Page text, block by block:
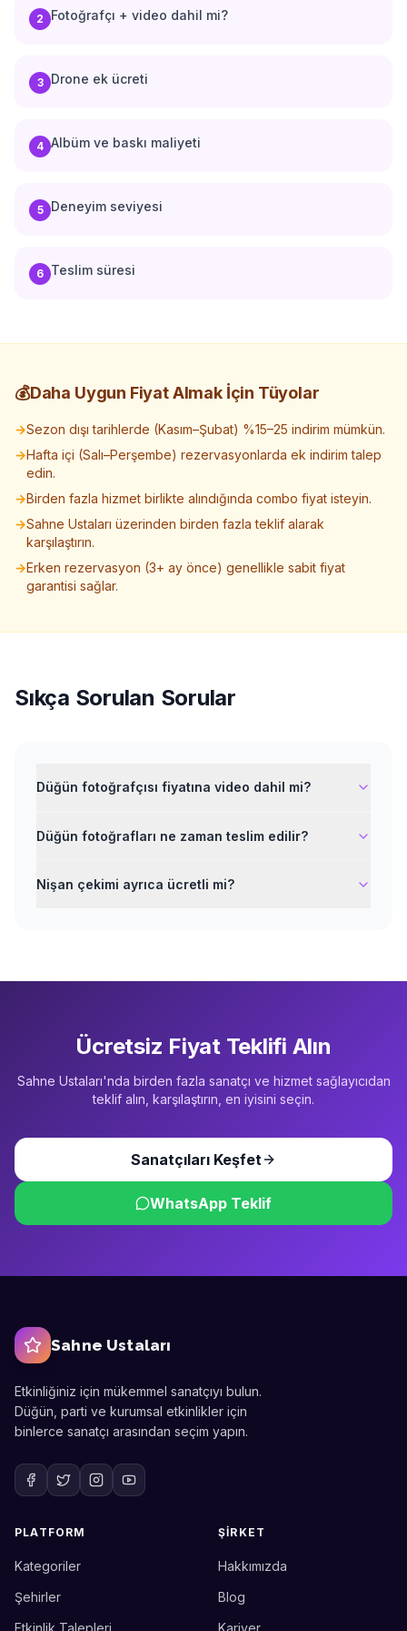
güvencesiyle işletmenizin
2 Fotoğrafçı + video dahil mi?
3 Drone ek ücreti
4 Albüm ve baskı maliyeti
5 Deneyim seviyesi
6 Teslim süresi
💰Daha Uygun Fiyat Almak İçin Tüyolar
→Sezon dışı tarihlerde (Kasım–Şubat) %15–25 indirim mümkün.
→Hafta içi (Salı–Perşembe) rezervasyonlarda ek indirim talep
edin.
→Birden fazla hizmet birlikte alındığında combo fiyat isteyin.
→Sahne Ustaları üzerinden birden fazla teklif alarak
karşılaştırın.
→Erken rezervasyon (3+ ay önce) genellikle sabit fiyat
garantisi sağlar.
Sıkça Sorulan Sorular
Düğün fotoğrafçısı fiyatına video dahil mi?
Düğün fotoğrafları ne zaman teslim edilir?
Nişan çekimi ayrıca ücretli mi?
Ücretsiz Fiyat Teklifi Alın
Sahne Ustaları'nda birden fazla sanatçı ve hizmet sağlayıcıdan
teklif alın, karşılaştırın, en iyisini seçin.
Sanatçıları Keşfet
WhatsApp Teklif
Sahne Ustaları
Etkinliğiniz için mükemmel sanatçıyı bulun.
Düğün, parti ve kurumsal etkinlikler için
binlerce sanatçı arasından seçim yapın.
PLATFORM
Kategoriler
Şehirler
Etkinlik Talepleri
ŞIRKET
Hakkımızda
Blog
Kariyer
Etkinlik uzmanınız